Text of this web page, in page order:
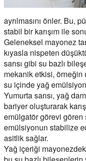
ayrılmasını önler. Bu,
stabil bir karışım ile
Geleneksel mayonez
kıyasla nispeten
sarısı gibi su bazlı
mekanik etkisi,
su içinde yağ
Yumurta sarısı, yağ
bariyer oluşturarak
emülgatör görevi
emülsiyonun stabilize
asitlik sağlar.
Yağ içeriği